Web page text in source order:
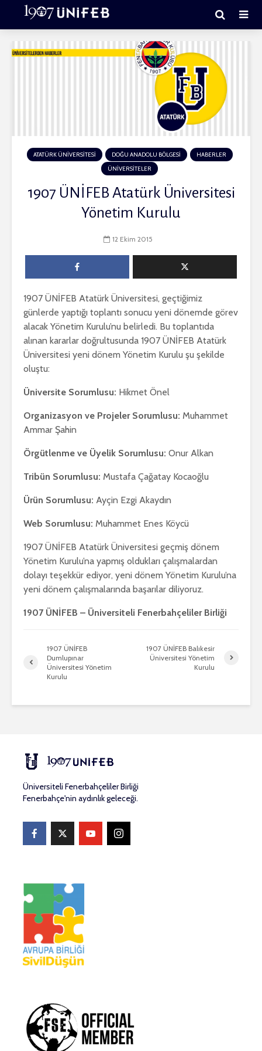
ATATÜRK ÜNİVERSİTESİ DOĞU ANADOLU BÖLGESİ
HABERLER
ÜNİVERSİTELER
1907 ÜNİFEB Atatürk Üniversitesi
Yönetim Kurulu
12 Ekim 2015
1907 ÜNİFEB Atatürk Üniversitesi, geçtiğimiz
günlerde yaptığı toplantı sonucu yeni dönemde görev
alacak Yönetim Kurulu’nu belirledi. Bu toplantıda
alınan kararlar doğrultusunda 1907 ÜNİFEB Atatürk
Üniversitesi yeni dönem Yönetim Kurulu şu şekilde
oluştu:
Üniversite Sorumlusu: Hikmet Önel
Organizasyon ve Projeler Sorumlusu: Muhammet
Ammar Şahin
Örgütlenme ve Üyelik Sorumlusu: Onur Alkan
Tribün Sorumlusu: Mustafa Çağatay Kocaoğlu
Ürün Sorumlusu: Ayçin Ezgi Akaydın
Web Sorumlusu: Muhammet Enes Köycü
1907 ÜNİFEB Atatürk Üniversitesi geçmiş dönem
Yönetim Kurulu’na yapmış oldukları çalışmalardan
dolayı teşekkür ediyor, yeni dönem Yönetim Kurulu’na
yeni dönem çalışmalarında başarılar diliyoruz.
1907 ÜNİFEB – Üniversiteli Fenerbahçeliler Birliği
1907 ÜNİFEB
Dumlupınar
Üniversitesi Yönetim
Kurulu
1907 ÜNİFEB Balıkesir
Üniversitesi Yönetim
Kurulu
Üniversiteli Fenerbahçeliler Birliği
Fenerbahçe'nin aydınlık geleceği.